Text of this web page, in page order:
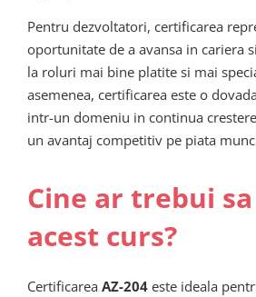
Pentru dezvoltatori, certificarea
oportunitate de a avansa in cariera
la roluri mai bine platite si mai
asemenea, certificarea este o
intr-un domeniu in continua
un avantaj competitiv pe piata
Cine ar trebui
acest curs?
Certificarea AZ-204 este ideala